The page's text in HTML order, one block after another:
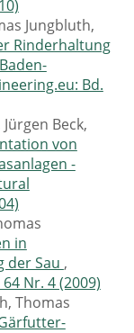
Jungbluth,
Rinderhaltung
Bd.
Beck,
von
-
in
der Sau ,
Nr. 4 (2009)
Thomas